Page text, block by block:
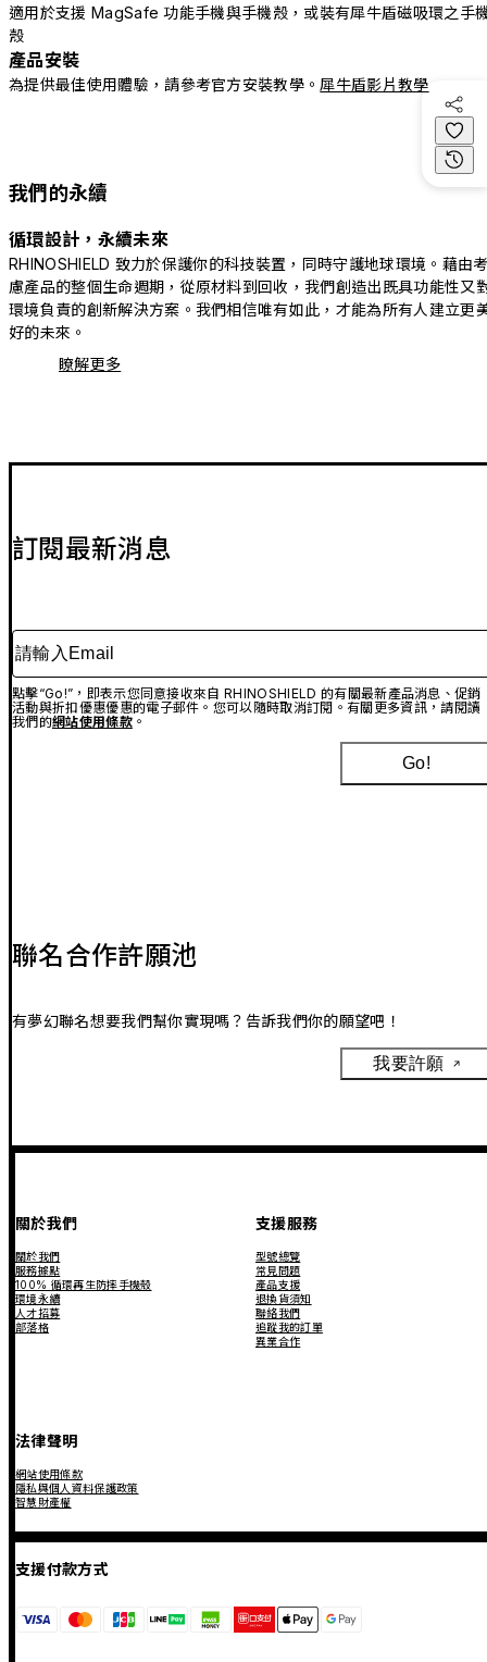
適用於支援 MagSafe 功能手機與手機殼，或裝有犀牛盾磁吸環之手
殼
產品安裝
為提供最佳使用體驗，請參考官方安裝教學。 犀牛盾影片教學
我們的永續
循環設計，永續未來
RHINOSHIELD 致力於保護你的科技裝置，同時守護地球環境。藉由
慮產品的整個生命週期，從原材料到回收，我們創造出既具功能性又
環境負責的創新解決方案。我們相信唯有如此，才能為所有人建立更
好的未來。
瞭解更多
訂閱最新消息
請輸入Email
點擊“Go!”，即表示您同意接收來自 RHINOSHIELD 的有關最新產品消息、促銷
活動與折扣優惠優惠的電子郵件。您可以隨時取消訂閱。有關更多資訊，請閱讀
我們的網站使用條款。
Go!
聯名合作許願池
有夢幻聯名想要我們幫你實現嗎？告訴我們你的願望吧！
我要許願
關於我們
關於我們
服務據點
100% 循環再生防摔手機殼
環境永續
人才招募
部落格
支援服務
型號總覽
常見問題
產品支援
退換貨須知
聯絡我們
追蹤我的訂單
異業合作
法律聲明
網站使用條款
隱私與個人資料保護政策
智慧財產權
支援付款方式